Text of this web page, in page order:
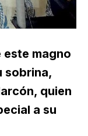
este magno
sobrina,
quien
a su